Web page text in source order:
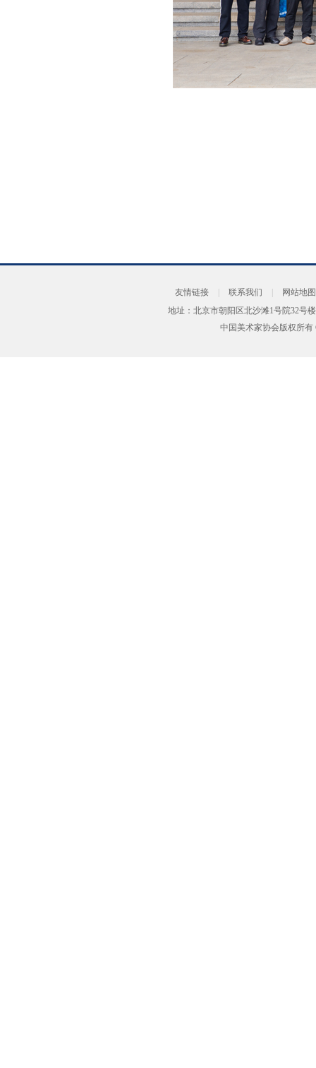
友情链接 联系我们
网站地图
地址：北京市朝阳区北沙滩1号院32号
中国美术家协会版权所有